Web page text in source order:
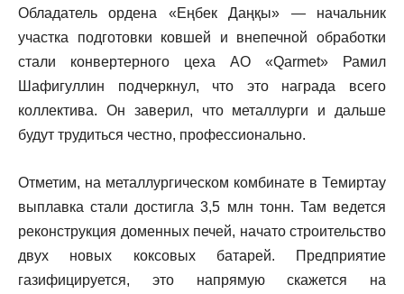
Обладатель ордена «Еңбек Даңқы» — начальник
участка подготовки ковшей и внепечной обработки
стали конвертерного цеха АО «Qarmet» Рамил
Шафигуллин подчеркнул, что это награда всего
коллектива. Он заверил, что металлурги и дальше
будут трудиться честно, профессионально.
Отметим, на металлургическом комбинате в Темиртау
выплавка стали достигла 3,5 млн тонн. Там ведется
реконструкция доменных печей, начато строительство
двух новых коксовых батарей. Предприятие
газифицируется, это напрямую скажется на